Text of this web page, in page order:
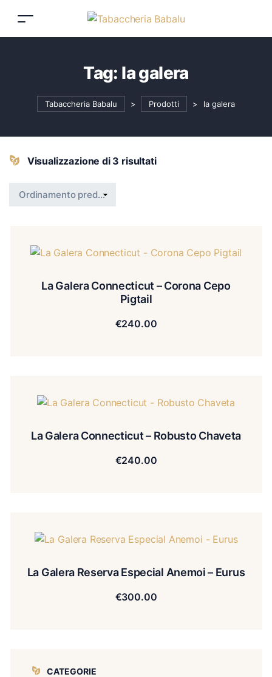
Tag: la galera
Tabaccheria Babalu > Prodotti > la galera
Visualizzazione di 3 risultati
La Galera Connecticut – Corona Cepo
Pigtail
€240.00
La Galera Connecticut – Robusto Chaveta
€240.00
La Galera Reserva Especial Anemoi – Eurus
€300.00
CATEGORIE